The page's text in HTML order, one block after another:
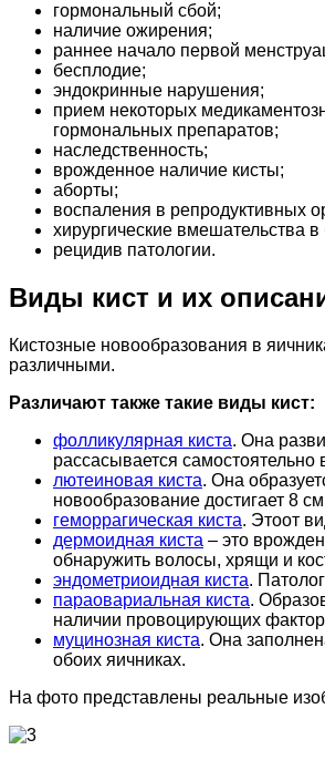
гормональный сбой;
наличие ожирения;
раннее начало первой
бесплодие;
эндокринные нарушения;
прием некоторых
гормональных препаратов;
наследственность;
врожденное наличие кисты;
аборты;
воспаления в репродуктивных
хирургические вмешательства
рецидив патологии.
Виды кист и их
Кистозные новообразования в
различными.
Различают также такие виды кист:
фолликулярная киста. Она
рассасывается
лютеиновая киста. Она
новообразование достигает 8
геморрагическая киста. Этоот
дермоидная киста – это
обнаружить волосы, хрящи и
эндометриоидная киста.
параовариальная киста.
наличии провоцирующих
муцинозная киста. Она
обоих яичниках.
На фото представлены реальные